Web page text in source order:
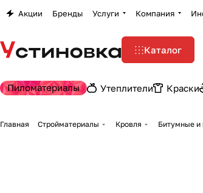
Акции Бренды Услуги Компания
Каталог
Пиломатериалы Утеплители Краски
Главная Стройматериалы Кровля Битумные и